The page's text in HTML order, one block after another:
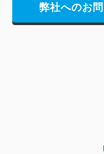
弊社へのお